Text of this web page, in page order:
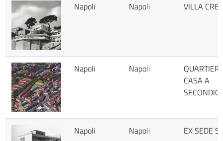
Napoli Napoli VILLA
Napoli Napoli
CASA A
Napoli Napoli EX SEDE